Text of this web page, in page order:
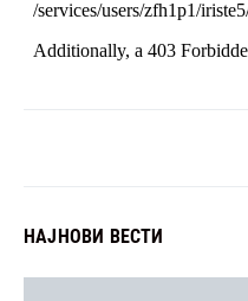
НАЈНОВИ ВЕСТИ